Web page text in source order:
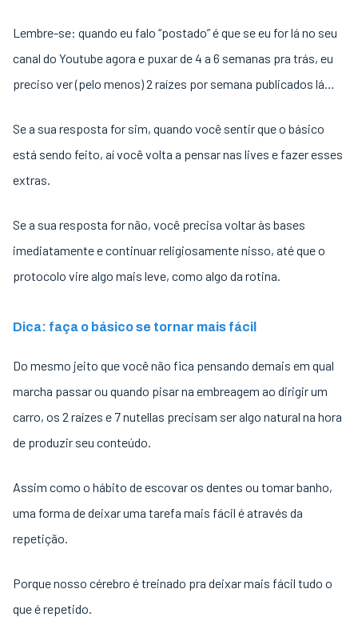
Lembre-se: quando eu falo “postado” é que se eu for lá no seu
canal do Youtube agora e puxar de 4 a 6 semanas pra trás, eu
preciso ver (pelo menos) 2 raízes por semana publicados lá…
Se a sua resposta for sim, quando você sentir que o básico
está sendo feito, aí você volta a pensar nas lives e fazer esses
extras.
Se a sua resposta for não, você precisa voltar às bases
imediatamente e continuar religiosamente nisso, até que o
protocolo vire algo mais leve, como algo da rotina.
Dica: faça o básico se tornar mais fácil
Do mesmo jeito que você não fica pensando demais em qual
marcha passar ou quando pisar na embreagem ao dirigir um
carro, os 2 raízes e 7 nutellas precisam ser algo natural na hora
de produzir seu conteúdo.
Assim como o hábito de escovar os dentes ou tomar banho,
uma forma de deixar uma tarefa mais fácil é através da
repetição.
Porque nosso cérebro é treinado pra deixar mais fácil tudo o
que é repetido.